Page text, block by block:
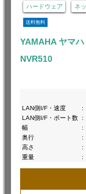
ハードウェア ネ
送料無料
YAMAHA ヤマハ
NVR510
LAN側I/F・速度
:
LAN側I/F・ポート数 :
幅
:
奥行
:
高さ
:
重量
: